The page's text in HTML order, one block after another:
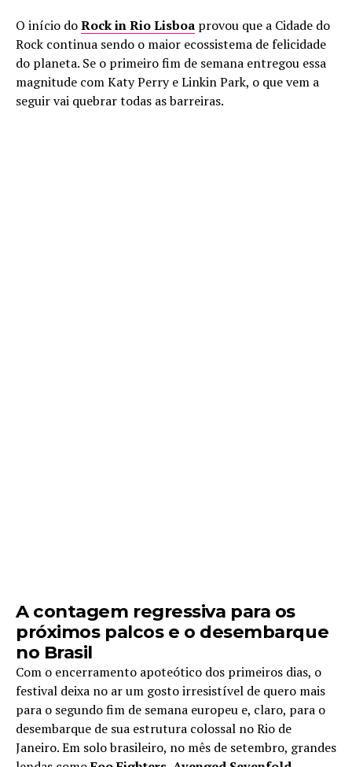
O início doRock in Rio Lisboa provou que a Cidade do
Rock continua sendo o maior ecossistema de felicidade
do planeta. Se o primeiro fim de semana entregou essa
magnitude com Katy Perry e Linkin Park, o que vem a
seguir vai quebrar todas as barreiras.
A contagem regressiva para os
próximos palcos e o desembarque
no Brasil
Com o encerramento apoteótico dos primeiros dias, o
festival deixa no ar um gosto irresistível de quero mais
para o segundo fim de semana europeu e, claro, para o
desembarque de sua estrutura colossal no Rio de
Janeiro. Em solo brasileiro, no mês de setembro, grandes